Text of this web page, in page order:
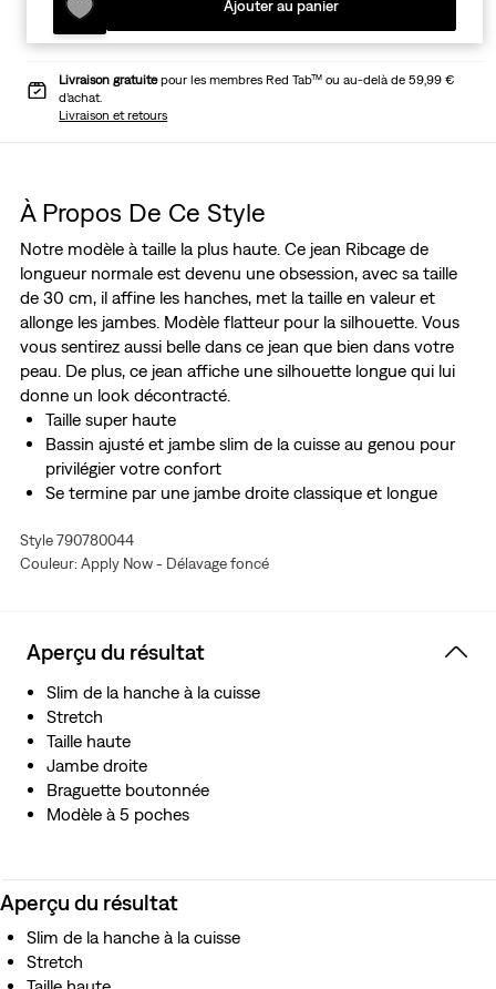
Ajouter au panier
Livraison gratuitepour les membres Red Tab™ ou au-delà de 59,99 €
d’achat.
Livraison et retours
À Propos De Ce Style
Notre modèle à taille la plus haute. Ce jean Ribcage de
longueur normale est devenu une obsession, avec sa taille
de 30 cm, il affine les hanches, met la taille en valeur et
allonge les jambes. Modèle flatteur pour la silhouette. Vous
vous sentirez aussi belle dans ce jean que bien dans votre
peau. De plus, ce jean affiche une silhouette longue qui lui
donne un look décontracté.
Taille super haute
Bassin ajusté et jambe slim de la cuisse au genou pour
privilégier votre confort
Se termine par une jambe droite classique et longue
l’eau recyclée, ce qui nous permet de réduire notre
impact sur cette ressource limitée
Style 790780044
Couleur: Apply Now - Délavage foncé
Aperçu du résultat
Slim de la hanche à la cuisse
Stretch
Taille haute
Jambe droite
Braguette boutonnée
Modèle à 5 poches
Aperçu du résultat
Slim de la hanche à la cuisse
Stretch